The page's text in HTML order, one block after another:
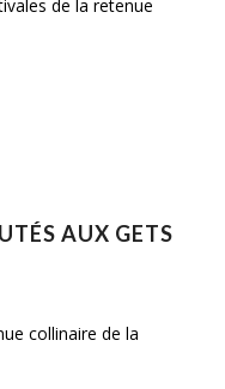
de la retenue
AUX GETS
collinaire de la